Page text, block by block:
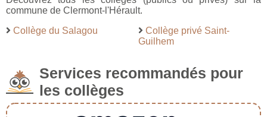
commune de Clermont-l'Hérault.
Collège du Salagou
Collège privé Saint-
Guilhem
Services recommandés pour
les collèges